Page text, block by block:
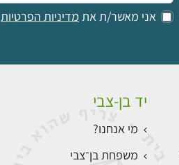
אני מאשר/ת את מדיניות הפרטיות
יד בן-צבי
מי אנחנו?
משפחת בן־צבי